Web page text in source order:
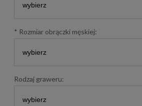
* Rozmiar obrączki męskiej:
Rodzaj graweru: